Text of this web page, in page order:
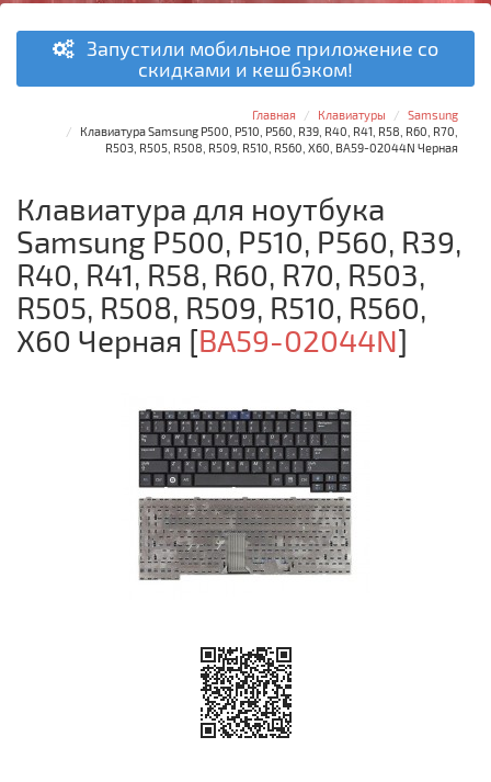
Запустили мобильное приложение со
скидками и кешбэком!
Главная Клавиатуры
Samsung
Клавиатура Samsung P500, P510, P560, R39, R40, R41, R58, R60, R70,
R503, R505, R508, R509, R510, R560, X60, BA59-02044N Черная
Клавиатура для ноутбука
Samsung P500, P510, P560, R39,
R40, R41, R58, R60, R70, R503,
R505, R508, R509, R510, R560,
X60 Черная [BA59-02044N]